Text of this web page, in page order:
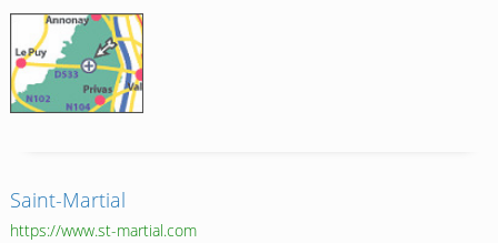
Saint-Martial
https://www.st-martial.com